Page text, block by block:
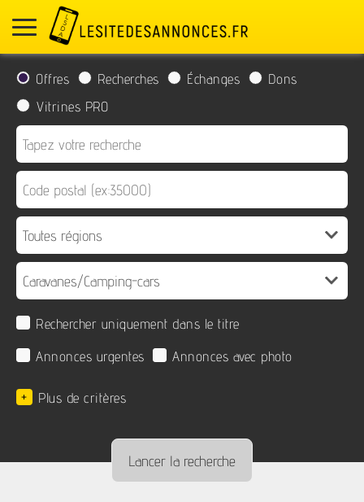
Offres Recherches Échanges
Dons
Vitrines PRO
Rechercher uniquement dans le titre
Annonces urgentes
Annonces avec photo
+ Plus de critères